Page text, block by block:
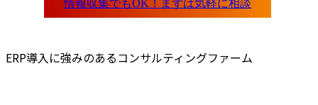
ERP導入に強みのあるコンサルティングファーム